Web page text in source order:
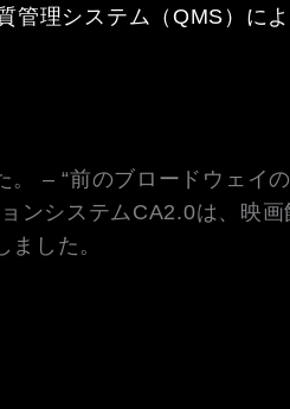
理システム（QMS）に
– “前のブロードウェイ
ンシステムCA2.0は、映
した。